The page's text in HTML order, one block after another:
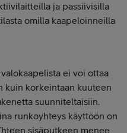
ja passiivisilla
omilla kaapeloinneilla
ei voi ottaa
kuin korkeintaan kuuteen
suunniteltaisiin.
runkoyhteys käyttöön on
sisäputkeen menee